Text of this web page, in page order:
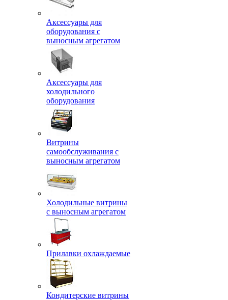
Аксессуары для
оборудования с
выносным агрегатом
Аксессуары для
холодильного
оборудования
Витрины
самообслуживания с
выносным агрегатом
Холодильные витрины
с выносным агрегатом
Прилавки охлаждаемые
Кондитерские витрины